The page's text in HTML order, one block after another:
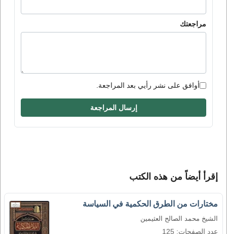
مراجعتك
أوافق على نشر رأيي بعد المراجعة.
إرسال المراجعة
إقرأ أيضاً من هذه الكتب
مختارات من الطرق الحكمية في السياسة
الشيخ محمد الصالح العثيمين
عدد الصفحات: 125